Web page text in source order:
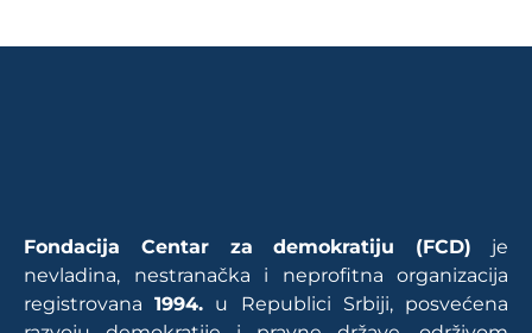
Fondacija Centar za demokratiju (FCD) je
nevladina, nestranačka i neprofitna organizacija
registrovana1994. u Republici Srbiji, posvećena